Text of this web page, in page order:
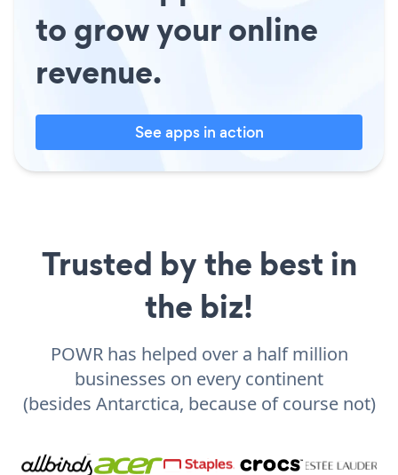
to grow your online
revenue.
See apps in action
Trusted by the best in
the biz!
POWR has helped over a half million
businesses on every continent
(besides Antarctica, because of course not)